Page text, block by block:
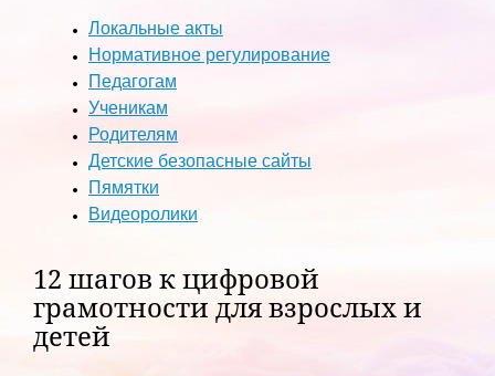
Локальные акты
Нормативное регулирование
Педагогам
Ученикам
Родителям
Детские безопасные сайты
Пямятки
Видеоролики
12 шагов к цифровой
грамотности для взрослых и
детей